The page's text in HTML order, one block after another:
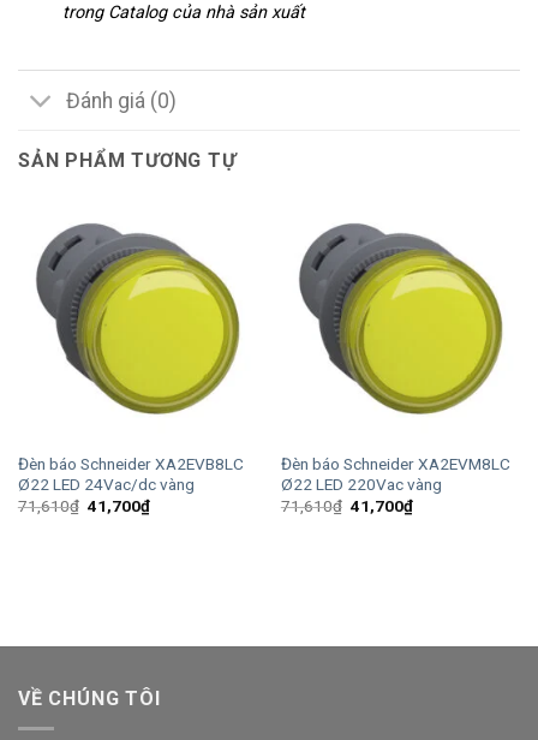
trong Catalog của nhà sản xuất
Đánh giá (0)
SẢN PHẨM TƯƠNG TỰ
Đèn báo Schneider XA2EVB8LC
Ø22 LED 24Vac/dc vàng
71,610₫ Giá
gốc
41,700₫Giá
hiện
Đèn báo Schneider XA2EVM8LC
Ø22 LED 220Vac vàng
71,610₫ Giá
gốc
41,700₫Giá
hiện
VỀ CHÚNG TÔI